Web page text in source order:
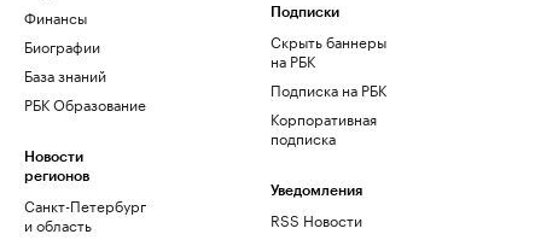
Финансы
Биографии
База знаний
РБК Образование
Новости
регионов
Санкт-Петербург
и область
Подписки
Скрыть баннеры
на РБК
Подписка на РБК
Корпоративная
подписка
Уведомления
RSS Новости